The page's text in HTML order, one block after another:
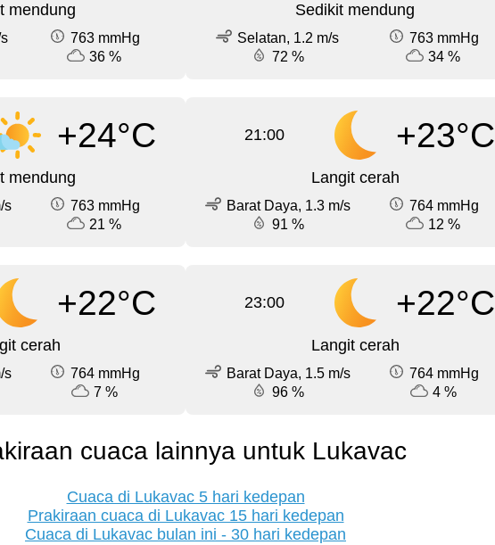
mendung
763 mmHg
36 %
Sedikit mendung
Selatan, 1.2 m/s
763 mmHg
72 %
34 %
+24°C
mendung
s
763 mmHg
21 %
21:00 +23°C
Langit cerah
Barat Daya, 1.3 m/s
764 mmHg
91 %
12 %
+22°C
cerah
s
764 mmHg
7 %
23:00 +22°C
Langit cerah
Barat Daya, 1.5 m/s
764 mmHg
96 %
4 %
cuaca lainnya untuk Lukavac
Cuaca di Lukavac 5 hari kedepan
Prakiraan cuaca di Lukavac 15 hari kedepan
Cuaca di Lukavac bulan ini - 30 hari kedepan